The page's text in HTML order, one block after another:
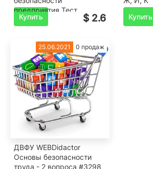
предприятия.Тест
Купить $ 2.6
Купить
25.06.2021 0 продаж
ДВФУ WEBDidactor
Основы безопасности
труда - 2 вопроса #3298